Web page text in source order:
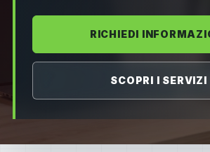
RICHIEDI
SCOPRI I SERVIZI